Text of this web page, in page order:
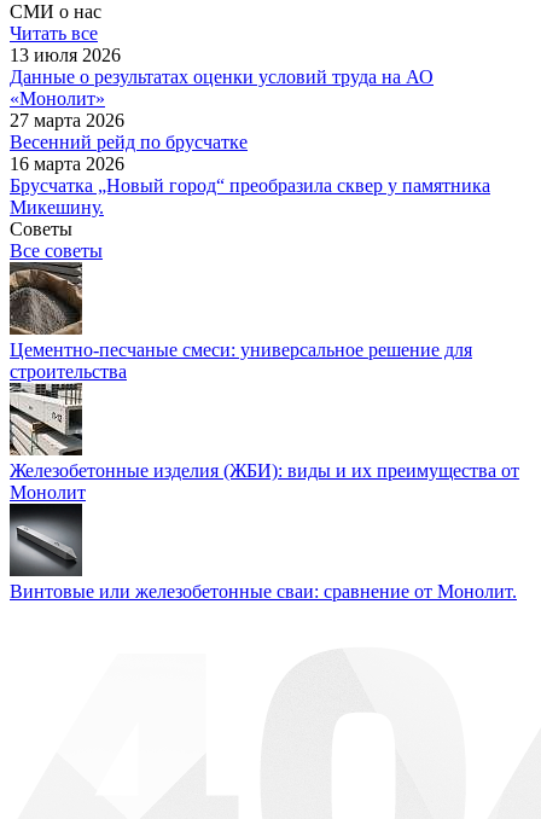
СМИ о нас
Читать все
13 июля 2026
Данные о результатах оценки условий труда на АО
«Монолит»
27 марта 2026
Весенний рейд по брусчатке
16 марта 2026
Брусчатка „Новый город“ преобразила сквер у памятника
Микешину.
Советы
Все советы
Цементно-песчаные смеси: универсальное решение для
строительства
Железобетонные изделия (ЖБИ): виды и их преимущества от
Монолит
Винтовые или железобетонные сваи: сравнение от Монолит.